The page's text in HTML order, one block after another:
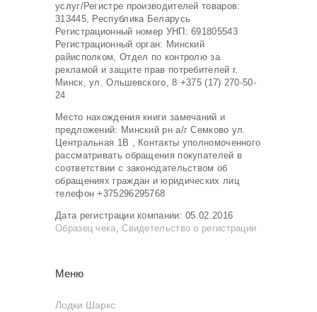
услуг/Регистре производителей товаров:
313445, Республика Беларусь
Регистрационный номер УНП: 691805543
Регистрационный орган: Минский
райисполком, Отдел по контролю за
рекламой и защите прав потребителей г.
Минск, ул. Ольшевского, 8 +375 (17) 270-50-
24
Место нахождения книги замечаний и
предложений: Минский рн а/г Семково ул.
Центральная 1В , Контакты уполномоченного
рассматривать обращения покупателей в
соответствии с законодательством об
обращениях граждан и юридических лиц
телефон +375296295768
Дата регистрации компании: 05.02.2016
Образец чека,Свидетельство о регистрации
Меню
Лодки Шаркс